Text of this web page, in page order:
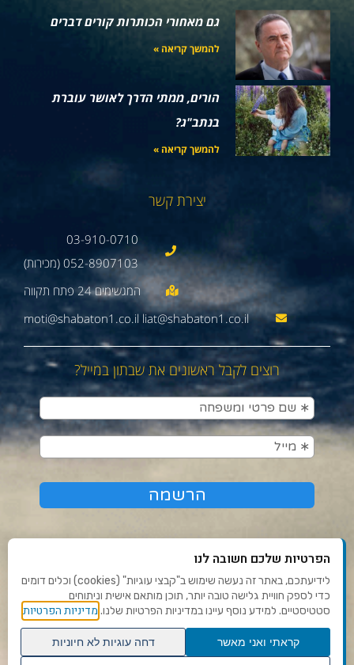
גם מאחורי הכותרות קורים דברים
להמשך קריאה »
הורים, ממתי הדרך לאושר עוברת
בנתב"ג?
להמשך קריאה »
יצירת קשר
03-910-0710
052-8907103 (מכירות)
moti@shabaton1.co.il liat@shabaton1.co.il
רוצים לקבל ראשונים את שבתון במייל?
תנאי שימוש ומדיניות פרטיות
פנו אלינו
הצהרת נגישות
הפרטיות שלכם חשובה לנו
לידיעתכם, באתר זה נעשה שימוש ב"קבצי עוגיות" (cookies) וכלים דומים
כדי לספק חוויית גלישה טובה יותר, תוכן מותאם אישית וניתוחים
סטטיסטיים. למידע נוסף עיינו במדיניות הפרטיות שלנו. מדיניות הפרטיות
קראתי ואני מאשר
דחה עוגיות לא חיוניות